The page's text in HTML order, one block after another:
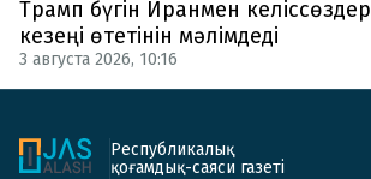
Трамп бүгін Иранмен
кезеңі өтетінін мәлімдеді
3 августа 2026, 10:16
Республикалық
қоғамдық-саяси газеті